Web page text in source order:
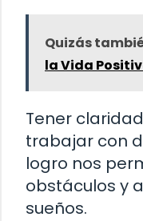
Quizás
la Vida
Tener
trabajar con
logro nos
obstáculos y
sueños.